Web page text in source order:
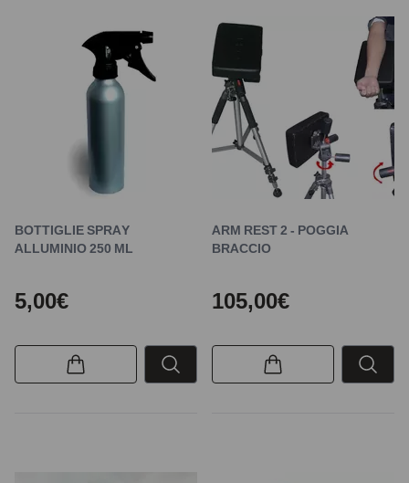
BOTTIGLIE SPRAY
ALLUMINIO 250 ML
5,00€
ARM REST 2 - POGGIA
BRACCIO
105,00€